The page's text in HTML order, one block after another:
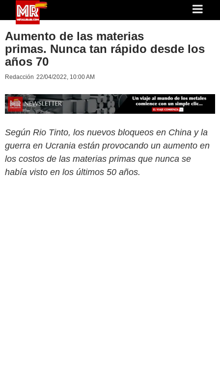
Aumento de las materias
primas. Nunca tan rápido desde los
años 70
Redacción 22/04/2022, 10:00 AM
Según Rio Tinto, los nuevos bloqueos en China y la
guerra en Ucrania están provocando un aumento en
los costos de las materias primas que nunca se
había visto en los últimos 50 años.